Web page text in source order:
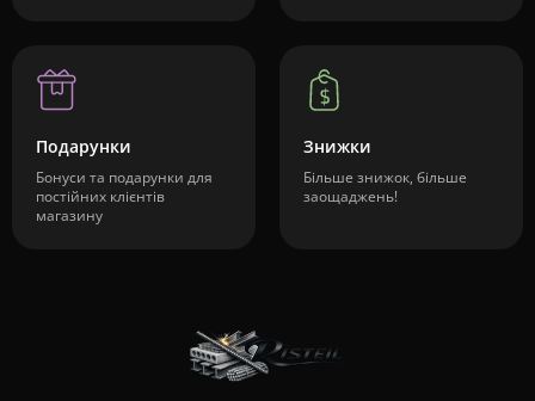
Подарунки
Бонуси та подарунки для
постійних клієнтів
магазину
Знижки
Більше знижок, більше
заощаджень!